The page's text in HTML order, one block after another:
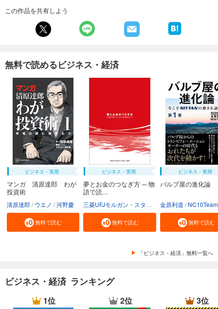
この作品を共有しよう
無料で読めるビジネス・経済
ビジネス・実用
マンガ 清原達郎 わが
投資術
清原達郎 ウエノ 河野慶
無料で読む
ビジネス・実用
夢とお金のつなぎ方 ─ 物
語で読...
無料で読む
ビジネス・実用
バルブ屋の進化論
金原利道 NC10Team
無料で読む
「ビジネス・経済」無料一覧へ
ビジネス・経済 ランキング
1位 2位 3位